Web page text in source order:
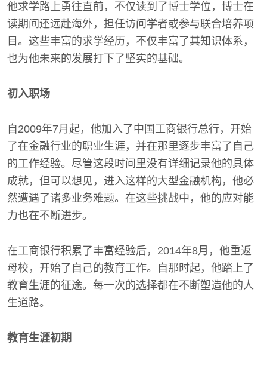
他求学路上勇往直前，不仅读到了博士学位，博士在
读期间还远赴海外，担任访问学者或参与联合培养项
目。这些丰富的求学经历，不仅丰富了其知识体系，
也为他未来的发展打下了坚实的基础。
初入职场
自2009年7月起，他加入了中国工商银行总行，开始
了在金融行业的职业生涯，并在那里逐步丰富了自己
的工作经验。尽管这段时间里没有详细记录他的具体
成就，但可以想见，进入这样的大型金融机构，他必
然遭遇了诸多业务难题。在这些挑战中，他的应对能
力也在不断进步。
在工商银行积累了丰富经验后，2014年8月，他重返
母校，开始了自己的教育工作。自那时起，他踏上了
教育生涯的征途。每一次的选择都在不断塑造他的人
生道路。
教育生涯初期